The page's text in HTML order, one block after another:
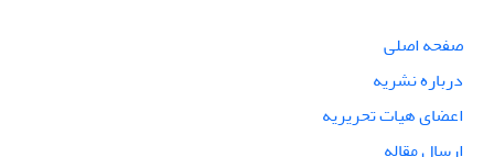
صفحه اصلی
درباره نشریه
اعضای هیات تحریریه
ارسال مقاله